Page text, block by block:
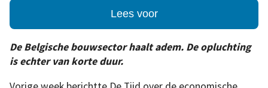
Lees voor
De Belgische bouwsector haalt adem. De opluchting
is echter van korte duur.